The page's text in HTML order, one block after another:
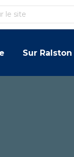
Sur Ralston